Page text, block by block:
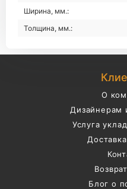
Ширина, мм.:
Толщина, мм.:
О
Дизайнерам
Услуга
Блог о